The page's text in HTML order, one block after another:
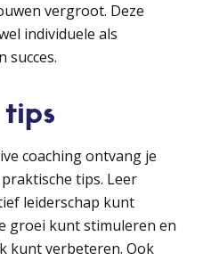
vergroot. Deze
individuele als
succes.
coaching ontvang je
tips. Leer
leiderschap kunt
groei kunt stimuleren en
kunt verbeteren. Ook